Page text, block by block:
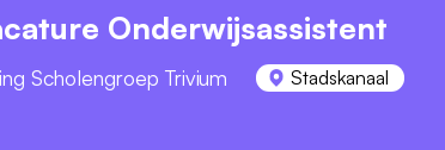
Onderwijsassistent
Scholengroep Trivium Stadskanaal